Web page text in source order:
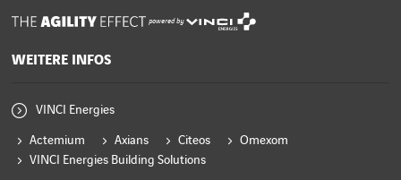
powered by
WEITERE INFOS
VINCI Energies
Actemium Axians Citeos
Omexom
VINCI Energies Building Solutions